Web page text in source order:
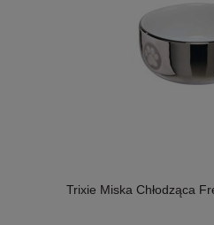
Trixie Miska Chłodząca